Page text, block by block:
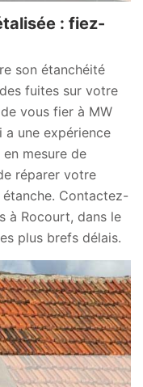
: fiez-
son étanchéité
fuites sur votre
vous fier à MW
a une expérience
mesure de
réparer votre
Contactez-
à Rocourt, dans le
plus brefs délais.